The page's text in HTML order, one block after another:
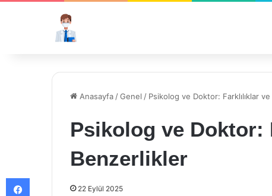
Anasayfa /Genel / Psikolog ve Doktor: Farklılıklar
Psikolog ve Doktor:
Benzerlikler
22 Eylül 2025
Facebook